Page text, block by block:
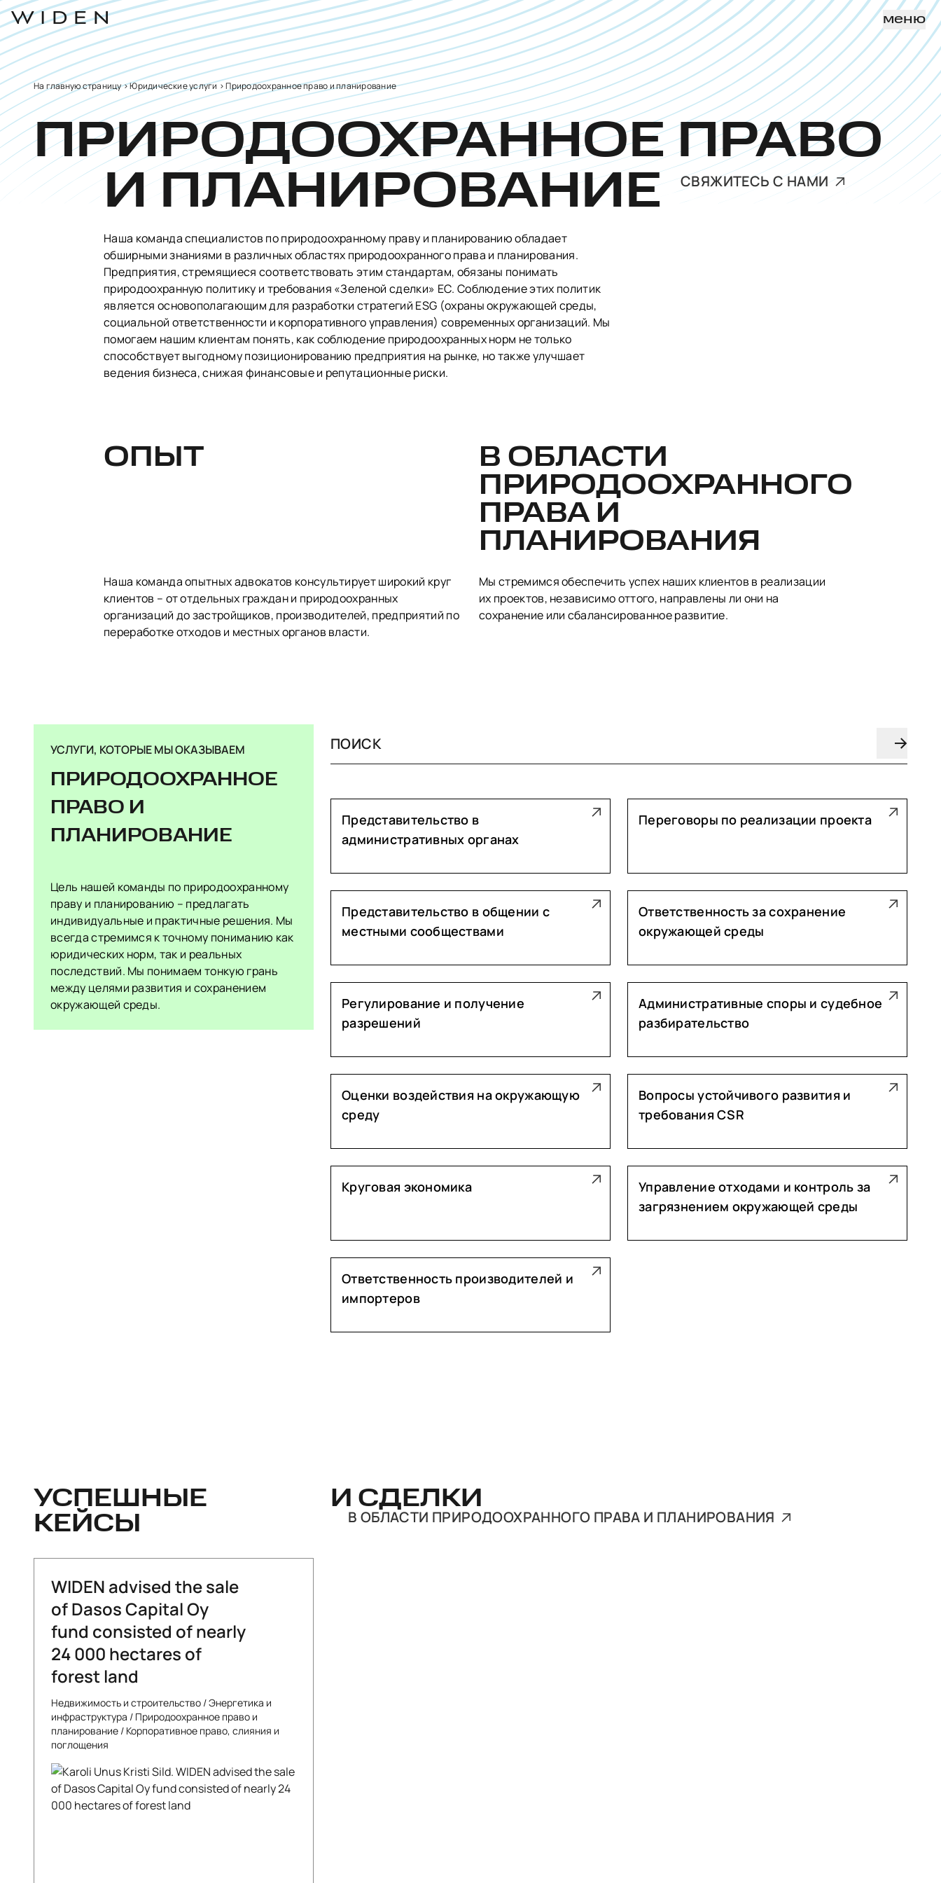
меню
На главную страницу>Юридические услуги>Природоохранное право и планирование
ПРИРОДООХРАННОЕ ПРАВО
И ПЛАНИРОВАНИЕ
СВЯЖИТЕСЬ С НАМИ
Наша команда специалистов по природоохранному праву и планированию обладает
обширными знаниями в различных областях природоохранного права и планирования.
Предприятия, стремящиеся соответствовать этим стандартам, обязаны понимать
природоохранную политику и требования «Зеленой сделки» ЕС. Соблюдение этих политик
является основополагающим для разработки стратегий ESG (охраны окружающей среды,
социальной ответственности и корпоративного управления) современных организаций. Мы
помогаем нашим клиентам понять, как соблюдение природоохранных норм не только
способствует выгодному позиционированию предприятия на рынке, но также улучшает
ведения бизнеса, снижая финансовые и репутационные риски.
ОПЫТ
В ОБЛАСТИ
ПРИРОДООХРАННОГО
ПРАВА И
ПЛАНИРОВАНИЯ
Наша команда опытных адвокатов консультирует широкий круг
клиентов – от отдельных граждан и природоохранных
организаций до застройщиков, производителей, предприятий по
переработке отходов и местных органов власти.
Мы стремимся обеспечить успех наших клиентов в реализации
их проектов, независимо оттого, направлены ли они на
сохранение или сбалансированное развитие.
УСЛУГИ, КОТОРЫЕ МЫ ОКАЗЫВАЕМ
ПРИРОДООХРАННОЕ
ПРАВО И
ПЛАНИРОВАНИЕ
Цель нашей команды по природоохранному
праву и планированию – предлагать
индивидуальные и практичные решения. Мы
всегда стремимся к точному пониманию как
юридических норм, так и реальных
последствий. Мы понимаем тонкую грань
между целями развития и сохранением
окружающей среды.
Представительство в
административных органах
Переговоры по реализации проекта
Представительство в общении с
местными сообществами
Ответственность за сохранение
окружающей среды
Регулирование и получение
разрешений
Административные споры и судебное
разбирательство
Оценки воздействия на окружающую
среду
Вопросы устойчивого развития и
требования CSR
Круговая экономика
Управление отходами и контроль за
загрязнением окружающей среды
Ответственность производителей и
импортеров
УСПЕШНЫЕ
КЕЙСЫ
И СДЕЛКИ
В ОБЛАСТИ ПРИРОДООХРАННОГО ПРАВА И ПЛАНИРОВАНИЯ
WIDEN advised the sale
of Dasos Capital Oy
fund consisted of nearly
24 000 hectares of
forest land
Недвижимость и строительство /Энергетика и
инфраструктура / Природоохранное право и
планирование / Корпоративное право, слияния и
поглощения